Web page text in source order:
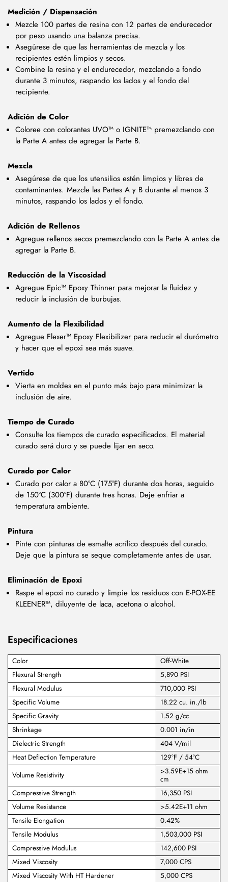
Medición / Dispensación
Mezcle 100 partes de resina con 12 partes de endurecedor
por peso usando una balanza precisa.
Asegúrese de que las herramientas de mezcla y los
recipientes estén limpios y secos.
Combine la resina y el endurecedor, mezclando a fondo
durante 3 minutos, raspando los lados y el fondo del
recipiente.
Adición de Color
Coloree con colorantes UVO™ o IGNITE™ premezclando con
la Parte A antes de agregar la Parte B.
Mezcla
Asegúrese de que los utensilios estén limpios y libres de
contaminantes. Mezcle las Partes A y B durante al menos 3
minutos, raspando los lados y el fondo.
Adición de Rellenos
Agregue rellenos secos premezclando con la Parte A antes de
agregar la Parte B.
Reducción de la Viscosidad
Agregue Epic™ Epoxy Thinner para mejorar la fluidez y
reducir la inclusión de burbujas.
Aumento de la Flexibilidad
Agregue Flexer™ Epoxy Flexibilizer para reducir el durómetro
y hacer que el epoxi sea más suave.
Vertido
Vierta en moldes en el punto más bajo para minimizar la
inclusión de aire.
Tiempo de Curado
Consulte los tiempos de curado especificados. El material
curado será duro y se puede lijar en seco.
Curado por Calor
Curado por calor a 80°C (175°F) durante dos horas, seguido
de 150°C (300°F) durante tres horas. Deje enfriar a
temperatura ambiente.
Pintura
Pinte con pinturas de esmalte acrílico después del curado.
Deje que la pintura se seque completamente antes de usar.
Eliminación de Epoxi
Raspe el epoxi no curado y limpie los residuos con E-POX-EE
KLEENER™, diluyente de laca, acetona o alcohol.
Especificaciones
Color
Off-White
Flexural Strength
5,890 PSI
Flexural Modulus
710,000 PSI
Specific Volume
18.22 cu. in./lb
Specific Gravity
1.52 g/cc
Shrinkage
0.001 in/in
Dielectric Strength
404 V/mil
Heat Deflection Temperature
129°F / 54°C
Volume Resistivity
>3.59E+15 ohm
cm
Compressive Strength
16,350 PSI
Volume Resistance
>5.42E+11 ohm
Tensile Elongation
0.42%
Tensile Modulus
1,503,000 PSI
Compressive Modulus
142,600 PSI
Mixed Viscosity
7,000 CPS
Mixed Viscosity With HT Hardener
5,000 CPS